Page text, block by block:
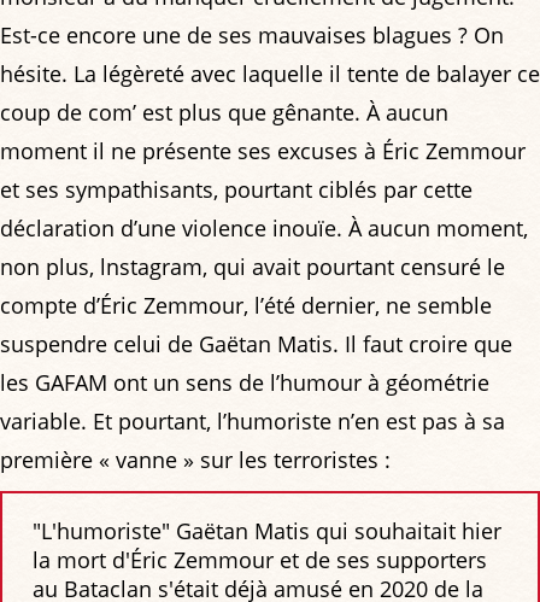
Est-ce encore une de ses mauvaises blagues ? On
hésite. La légèreté avec laquelle il tente de balayer ce
coup de com’ est plus que gênante. À aucun
moment il ne présente ses excuses à Éric Zemmour
et ses sympathisants, pourtant ciblés par cette
déclaration d’une violence inouïe. À aucun moment,
non plus, lnstagram, qui avait pourtant censuré le
compte d’Éric Zemmour, l’été dernier, ne semble
suspendre celui de Gaëtan Matis. Il faut croire que
les GAFAM ont un sens de l’humour à géométrie
variable. Et pourtant, l’humoriste n’en est pas à sa
première « vanne » sur les terroristes :
"L'humoriste" Gaëtan Matis qui souhaitait hier
la mort d'Éric Zemmour et de ses supporters
au Bataclan s'était déjà amusé en 2020 de la